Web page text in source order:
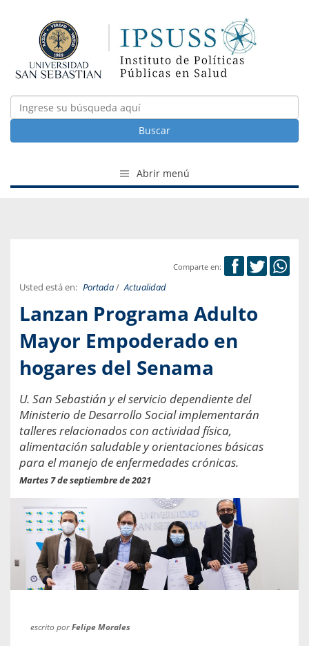
Buscar
Abrir menú
Comparte en:
Usted está en: Portada/ Actualidad
Lanzan Programa Adulto
Mayor Empoderado en
hogares del Senama
U. San Sebastián y el servicio dependiente del
Ministerio de Desarrollo Social implementarán
talleres relacionados con actividad física,
alimentación saludable y orientaciones básicas
para el manejo de enfermedades crónicas.
Martes 7 de septiembre de 2021
escrito porFelipe Morales